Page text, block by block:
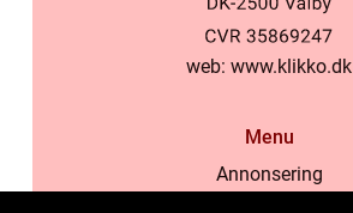
web: www.klikko.dk
Menu
Annonsering